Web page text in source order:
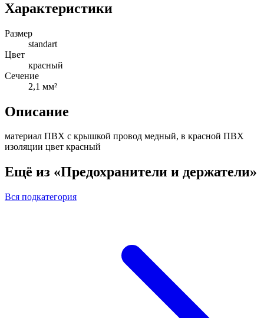
Характеристики
Размер
standart
Цвет
красный
Сечение
2,1 мм²
Описание
материал ПВХ с крышкой провод медный, в красной ПВХ
изоляции цвет красный
Ещё из «Предохранители и держатели»
Вся подкатегория